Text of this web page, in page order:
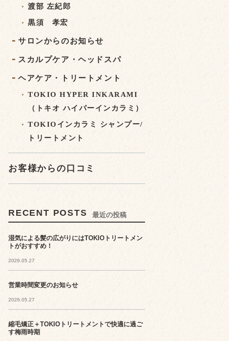
渡部 左紀郎
黒須 孝宏
サロンからのお知らせ
スカルプケア・ヘッドスパ
ヘアケア・トリートメント
TOKIO HYPER INKARAMI
（トキオ ハイパーインカラミ）
TOKIOインカラミ シャンプー/
トリートメント
お客様からの口コミ
RECENT POSTS 最近の投稿
湿気による髪の広がりにはTOKIOトリートメン
トがおすすめ！
2026.05.27
営業時間変更のお知らせ
2026.05.27
縮毛矯正＋TOKIOトリートメントで快適に過ご
す梅雨時期